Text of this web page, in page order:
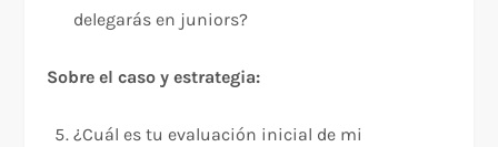
delegarás en juniors?
Sobre el caso y estrategia:
¿Cuál es tu evaluación inicial de mi